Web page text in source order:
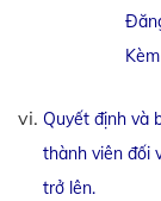
Quyết định và
thành viên đối
trở lên.